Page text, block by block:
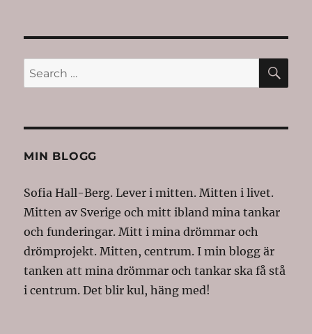
Search
for:
MIN BLOGG
Sofia Hall-Berg. Lever i mitten. Mitten i livet.
Mitten av Sverige och mitt ibland mina tankar
och funderingar. Mitt i mina drömmar och
drömprojekt. Mitten, centrum. I min blogg är
tanken att mina drömmar och tankar ska få stå
i centrum. Det blir kul, häng med!